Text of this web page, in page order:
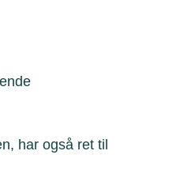
har også ret til